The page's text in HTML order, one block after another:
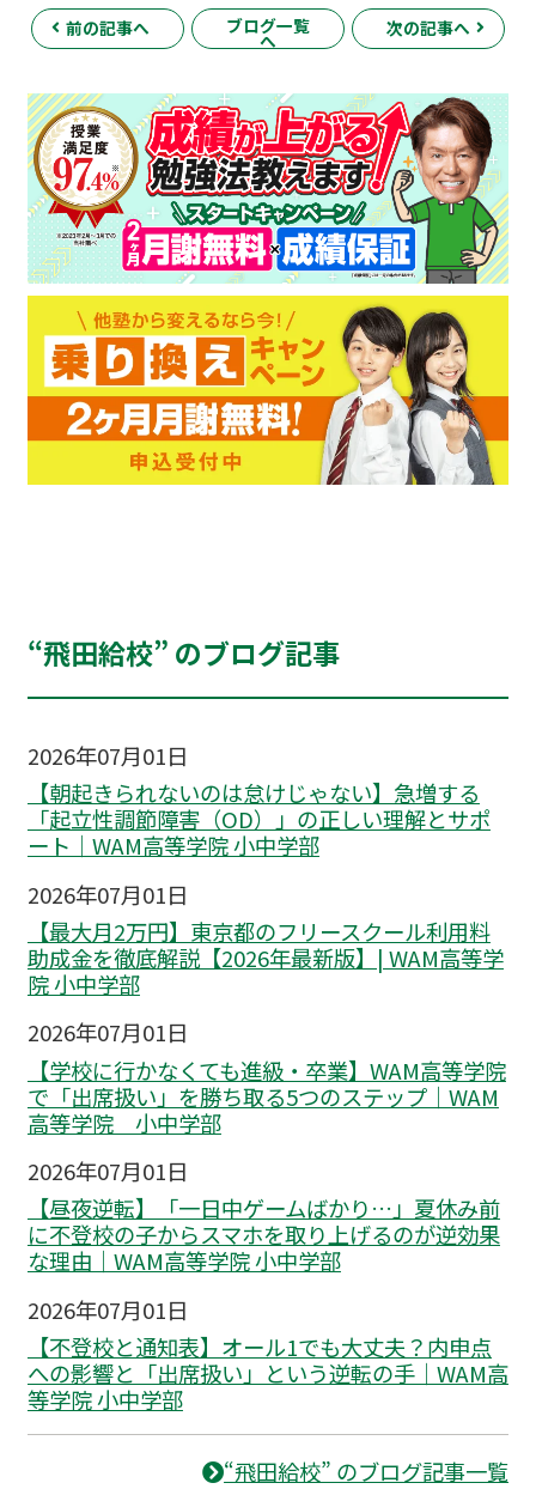
前の記事へ ブログ一覧
へ
次の記事へ
“飛田給校” のブログ記事
2026年07月01日
【朝起きられないのは怠けじゃない】急増する
「起立性調節障害（OD）」の正しい理解とサポ
ート｜WAM高等学院 小中学部
2026年07月01日
【最大月2万円】東京都のフリースクール利用料
助成金を徹底解説【2026年最新版】| WAM高等学
院 小中学部
2026年07月01日
【学校に行かなくても進級・卒業】WAM高等学院
で「出席扱い」を勝ち取る5つのステップ｜WAM
高等学院 小中学部
2026年07月01日
【昼夜逆転】「一日中ゲームばかり…」夏休み前
に不登校の子からスマホを取り上げるのが逆効果
な理由｜WAM高等学院 小中学部
2026年07月01日
【不登校と通知表】オール1でも大丈夫？内申点
への影響と「出席扱い」という逆転の手｜WAM高
等学院 小中学部
“飛田給校” のブログ記事一覧